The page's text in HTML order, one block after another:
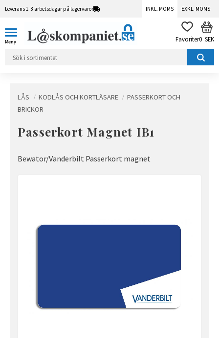
Leverans 1-3 arbetsdagar på lagervaror INKL. MOMS EXKL. MOMS
FAVORITER
0 SEK
LÅS KODLÅS OCH KORTLÄSARE
PASSERKORT OCH
BRICKOR
Passerkort Magnet IB1
Bewator/Vanderbilt Passerkort magnet